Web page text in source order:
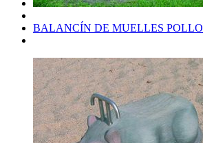
BALANCÍN DE MUELLES POLLO